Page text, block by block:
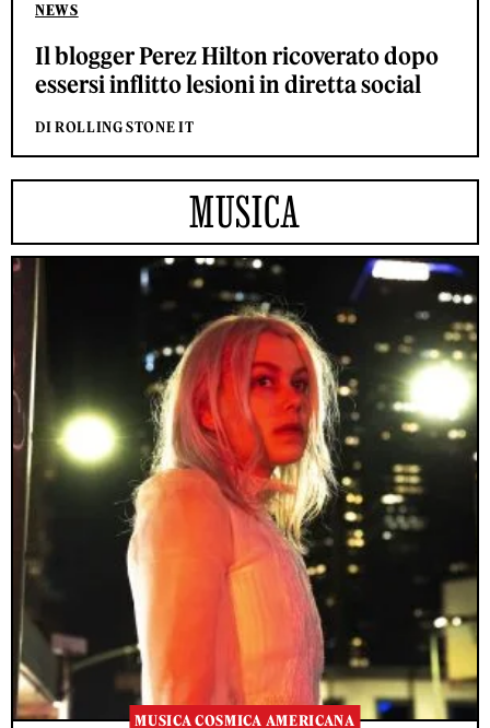
NEWS
Il blogger Perez Hilton ricoverato dopo
essersi inflitto lesioni in diretta social
DI ROLLING STONE IT
MUSICA
MUSICA COSMICA AMERICANA